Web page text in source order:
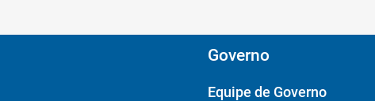
Governo
Equipe de Governo